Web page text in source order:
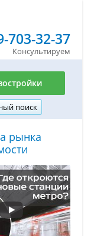
703-32-37
Консультируем
поиск
рынка